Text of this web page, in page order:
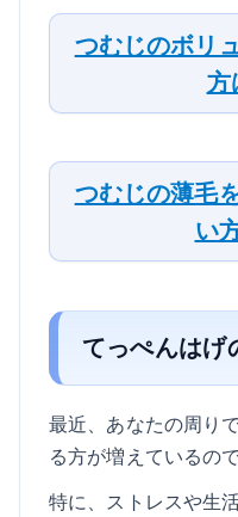
つむじのボリ
方
つむじの薄毛
い
てっぺんはげ
最近、あなたの周り
る方が増えているの
特に、ストレスや生